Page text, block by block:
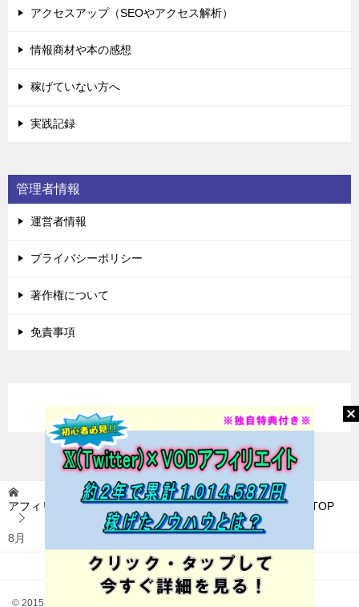
アクセスアップ（SEOやアクセス解析）
情報商材や本の感想
稼げていない方へ
実践記録
管理者情報
運営者情報
プライバシーポリシー
著作権について
免責事項
アフィリエイトに挑戦(アフィ挑) 〜稼いで自由を目指す〜 TOP
8月
© 2015 アフィリエイトに挑戦(アフィ挑) 〜稼いで自由を目指す〜